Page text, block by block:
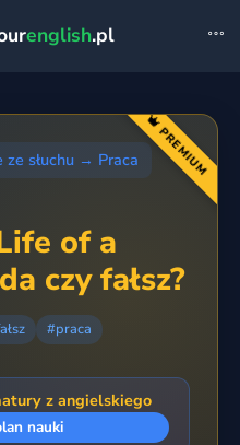
english.pl
PREMIUM
słuchu → Praca
of a
czy fałsz?
#praca
z angielskiego
nauki